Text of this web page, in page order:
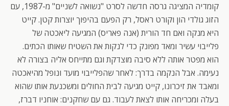
קומדיה המציגה גרסה חדשה לסרט "נשואה לשניים" מ-1987, עם
הזוג גולדי הון וקורט ראסל, רק הפעם בהיפוך יוצרות קטן. קייט
היא מנקה ואם חד הורית (אנה פאריס) המגיעה ליאכטה של
פלייבוי עשיר ומאד מפונק כדי לנקות את השטיח שאותו הכתים.
הוא מפטר אותה ללא סיבה מוצדקת וגם מתייחס אליה בצורה לא
נעימה. אבל הנקמה בדרך: לאחר שהפלייבוי מועד ונופל מהיאכטה
ומאבד את זיכרונו, קייט מגיעה לבית החולים ומשכנעת אותו שהוא
בעלה ומכריחה אותו לצאת לעבוד. גם עם שחקנים: אוחניו דברז,